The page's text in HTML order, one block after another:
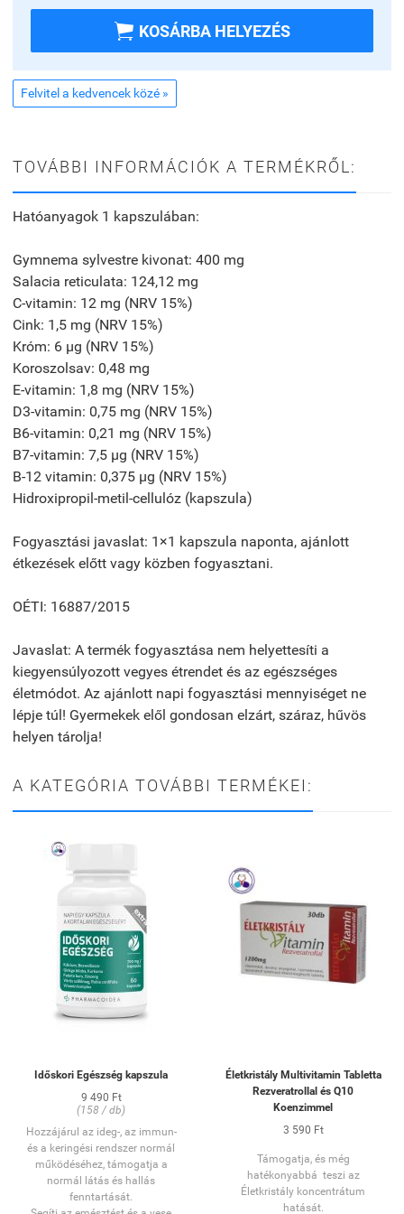
 KOSÁRBA HELYEZÉS
Felvitel a kedvencek közé »
TOVÁBBI INFORMÁCIÓK A TERMÉKRŐL:
Hatóanyagok 1 kapszulában:
Gymnema sylvestre kivonat: 400 mg
Salacia reticulata: 124,12 mg
C-vitamin: 12 mg (NRV 15%)
Cink: 1,5 mg (NRV 15%)
Króm: 6 µg (NRV 15%)
Koroszolsav: 0,48 mg
E-vitamin: 1,8 mg (NRV 15%)
D3-vitamin: 0,75 mg (NRV 15%)
B6-vitamin: 0,21 mg (NRV 15%)
B7-vitamin: 7,5 µg (NRV 15%)
B-12 vitamin: 0,375 µg (NRV 15%)
Hidroxipropil-metil-cellulóz (kapszula)
Fogyasztási javaslat: 1×1 kapszula naponta, ajánlott
étkezések előtt vagy közben fogyasztani.
OÉTI: 16887/2015
Javaslat: A termék fogyasztása nem helyettesíti a
kiegyensúlyozott vegyes étrendet és az egészséges
életmódot. Az ajánlott napi fogyasztási mennyiséget ne
lépje túl! Gyermekek elől gondosan elzárt, száraz, hűvös
helyen tárolja!
A KATEGÓRIA TOVÁBBI TERMÉKEI:
Időskori Egészség kapszula
9 490 Ft
(158 / db)
Hozzájárul az ideg-, az immun-
és a keringési rendszer normál
működéséhez, támogatja a
normál látás és hallás
fenntartását.
Életkristály Multivitamin Tabletta
Rezveratrollal és Q10
Koenzimmel
3 590 Ft
Támogatja, és még
hatékonyabbá teszi az
Életkristály koncentrátum
hatását.